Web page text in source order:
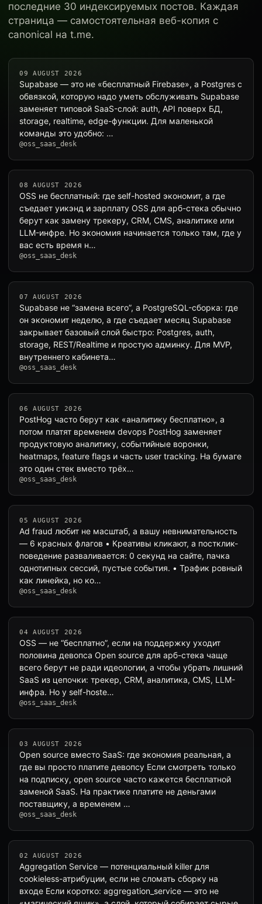
последние 30 индексируемых постов. Каждая
страница — самостоятельная веб-копия с
canonical на t.me.
09 AUGUST 2026
Supabase — это не «бесплатный Firebase», а Postgres с
обвязкой, которую надо уметь обслуживать Supabase
заменяет типовой SaaS-слой: auth, API поверх БД,
storage, realtime, edge-функции. Для маленькой
команды это удобно: …
@oss_saas_desk
08 AUGUST 2026
OSS не бесплатный: где self-hosted экономит, а где
съедает уикэнд и зарплату OSS для арб-стека обычно
берут как замену трекеру, CRM, CMS, аналитике или
LLM-инфре. Но экономия начинается только там, где у
вас есть время н…
@oss_saas_desk
07 AUGUST 2026
Supabase не “замена всего”, а PostgreSQL-сборка: где
он экономит неделю, а где съедает месяц Supabase
закрывает базовый слой быстро: Postgres, auth,
storage, REST/Realtime и простую админку. Для MVP,
внутреннего кабинета…
@oss_saas_desk
06 AUGUST 2026
PostHog часто берут как «аналитику бесплатно», а
потом платят временем devops PostHog заменяет
продуктовую аналитику, событийные воронки,
heatmaps, feature flags и часть user tracking. На бумаге
это один стек вместо трёх…
@oss_saas_desk
05 AUGUST 2026
Ad fraud любит не масштаб, а вашу невнимательность
— 6 красных флагов • Креативы кликают, а постклик-
поведение разваливается: 0 секунд на сайте, пачка
однотипных сессий, пустые события. • Трафик ровный
как линейка, но ко…
@oss_saas_desk
04 AUGUST 2026
OSS — не “бесплатно”, если на поддержку уходит
половина девопса Open source для арб-стека чаще
всего берут не ради идеологии, а чтобы убрать лишний
SaaS из цепочки: трекер, CRM, аналитика, CMS, LLM-
инфра. Но у self-hoste…
@oss_saas_desk
03 AUGUST 2026
Open source вместо SaaS: где экономия реальная, а
где вы просто платите девопсу Если смотреть только
на подписку, open source часто кажется бесплатной
заменой SaaS. На практике платите не деньгами
поставщику, а временем …
@oss_saas_desk
02 AUGUST 2026
Aggregation Service — потенциальный killer для
cookieless-атрибуции, если не сломать сборку на
входе Если коротко: aggregation_service — это не